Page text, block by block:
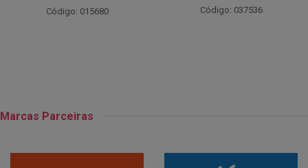
Código: 037536 Código: 000738
Marcas Parceiras